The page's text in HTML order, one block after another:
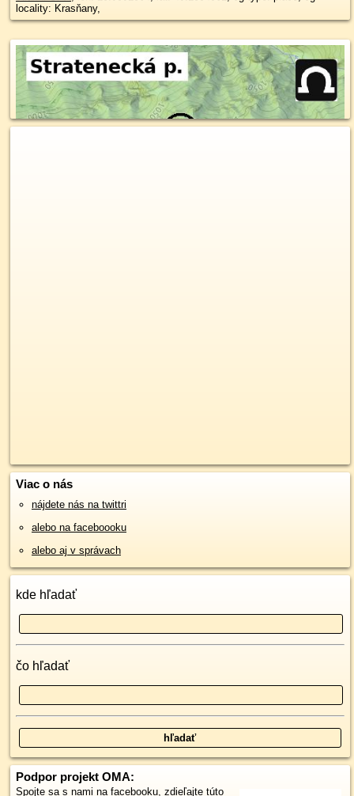
locality: Krasňany,
Viac o nás
nájdete nás na twittri
alebo na faceboooku
alebo aj v správach
kde hľadať
čo hľadať
Podpor projekt OMA:
Spojte sa s nami na facebooku, zdieľajte túto